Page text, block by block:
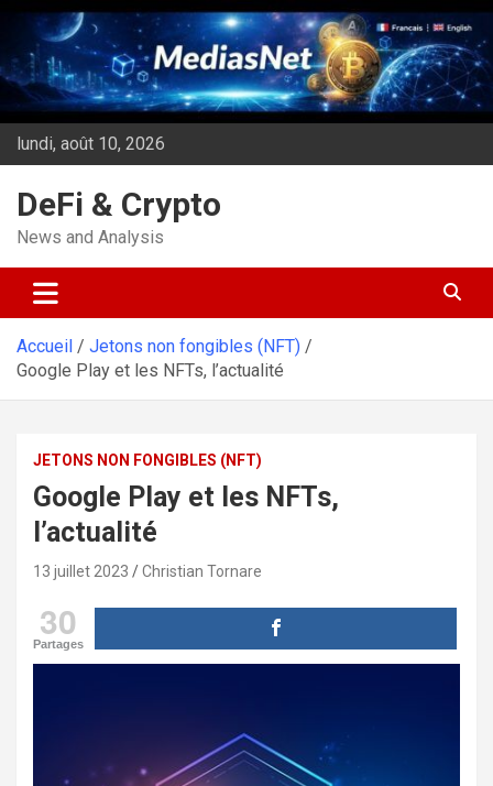
Aller
contenu
lundi, août 10, 2026
DeFi & Crypto
News and Analysis
Accueil
Jetons non fongibles (NFT)
Google Play et les NFTs, l’actualité
JETONS NON FONGIBLES (NFT)
Google Play et les NFTs,
l’actualité
13 juillet 2023 Christian Tornare
30
Partages